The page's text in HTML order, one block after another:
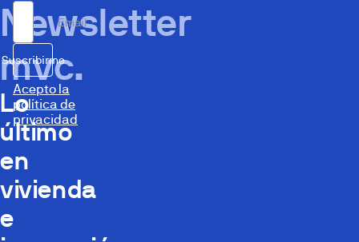
Newsletter
mvc.
Lo
último
en
vivienda
e
Email
Suscribirme
Acepto la
política de
privacidad